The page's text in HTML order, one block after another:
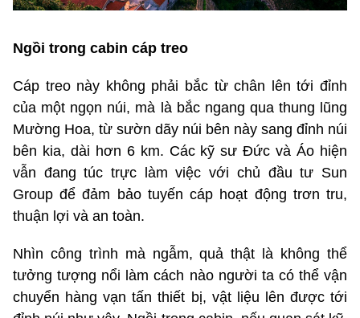
Ngồi trong cabin cáp treo
Cáp treo này không phải bắc từ chân lên tới đỉnh
của một ngọn núi, mà là bắc ngang qua thung lũng
Mường Hoa, từ sườn dãy núi bên này sang đỉnh núi
bên kia, dài hơn 6 km. Các kỹ sư Đức và Áo hiện
vẫn đang túc trực làm việc với chủ đầu tư Sun
Group để đảm bảo tuyến cáp hoạt động trơn tru,
thuận lợi và an toàn.
Nhìn công trình mà ngẫm, quả thật là không thể
tưởng tượng nổi làm cách nào người ta có thể vận
chuyển hàng vạn tấn thiết bị, vật liệu lên được tới